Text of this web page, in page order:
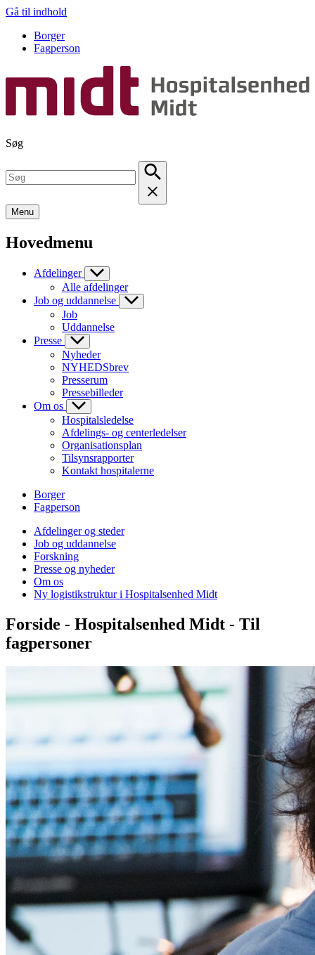
Gå til indhold
Borger
Fagperson
Søg
Menu
Hovedmenu
Afdelinger
Alle afdelinger
Job og uddannelse
Job
Uddannelse
Presse
Nyheder
NYHEDSbrev
Presserum
Pressebilleder
Om os
Hospitalsledelse
Afdelings- og centerledelser
Organisationsplan
Tilsynsrapporter
Kontakt hospitalerne
Borger
Fagperson
Afdelinger og steder
Job og uddannelse
Forskning
Presse og nyheder
Om os
Ny logistikstruktur i Hospitalsenhed Midt
Forside - Hospitalsenhed Midt - Til
fagpersoner